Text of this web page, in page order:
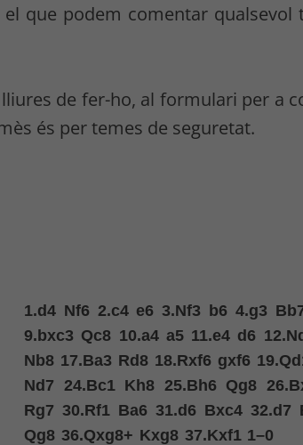
que podem comentar qualsevol
de fer-ho, al formulari per a
és per temes de seguretat.
1.d4 Nf6 2.c4 e6 3.Nf3 b6 4.g3
9.bxc3 Qc8 10.a4 a5 11.e4 d6 12.
Nb8 17.Ba3 Rd8 18.Rxf6 gxf6 19.
Nd7 24.Bc1 Kh8 25.Bh6 Qg8 26.
Rg7 30.Rf1 Ba6 31.d6 Bxc4 32.d7
Qg8 36.Qxg8+ Kxg8 37.Kxf1 1–0